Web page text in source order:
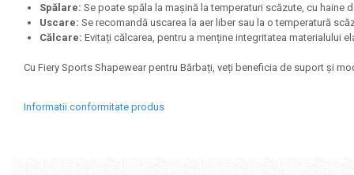
Skill Nutrition
Smart Shake
Universal
Spălare: Se poate spăla la mașină la temperaturi scăzute, cu haine
Uscare: Se recomandă uscarea la aer liber sau la o temperatură
Călcare: Evitați călcarea, pentru a menține integritatea materialului
Cu Fiery Sports Shapewear pentru Bărbați, veți beneficia de suport și
Informatii conformitate produs